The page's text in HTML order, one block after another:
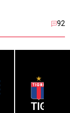
92
TIG